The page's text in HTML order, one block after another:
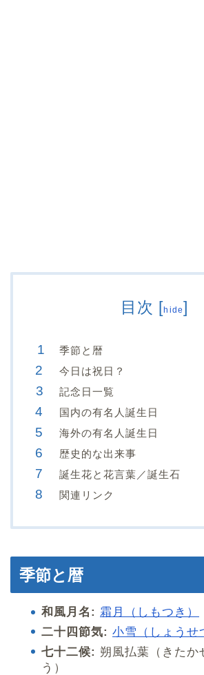
目次 [hide]
季節と暦
今日は祝日？
記念日一覧
国内の有名人誕生日
海外の有名人誕生日
歴史的な出来事
誕生花と花言葉／誕生石
関連リンク
季節と暦
和風月名: 霜月（しもつき）
二十四節気: 小雪（しょうせ
七十二候: 朔風払葉（きたか
う）